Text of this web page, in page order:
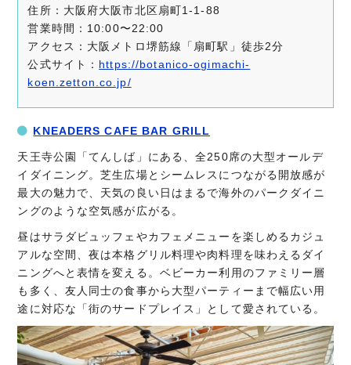
住所：大阪府大阪市北区扇町1-1-88
営業時間：10:00〜22:00
アクセス：大阪メトロ堺筋線「扇町駅」徒歩2分
公式サイト： https://botanico-ogimachi-
koen.zetton.co.jp/
KNEADERS CAFE BAR GRILL
天王寺公園「てんしば」にある、全250席の大型オールデ
イダイニング。芝生広場とシームレスにつながる開放感が
最大の魅力で、天気の良い日はまるで海外のパークダイニ
ングのような空気感が広がる。
昼はサラダビュッフェやカフェメニューを楽しめるカジュ
アルな空間、夜は本格グリル料理や肉料理を味わえるダイ
ニングへと表情を変える。ベビーカー利用のファミリー層
も多く、友人同士の食事から大型パーティーまで幅広い用
途に対応な「街のサードプレイス」として愛されている。